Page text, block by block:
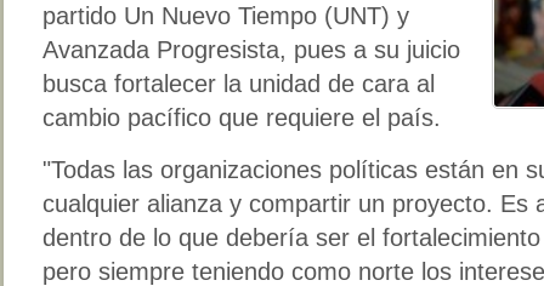
partido Un Nuevo Tiempo (UNT) y
Avanzada Progresista, pues a su juicio
busca fortalecer la unidad de cara al
cambio pacífico que requiere el país.
"Todas las organizaciones políticas están en
cualquier alianza y compartir un proyecto. Es
dentro de lo que debería ser el
pero siempre teniendo como norte los